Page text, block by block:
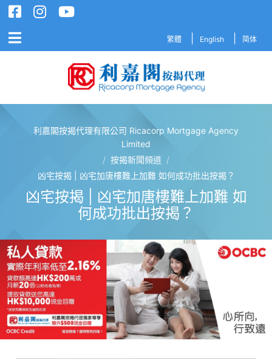
繁體 English 简体
利嘉閣按揭代理有限公司 Ricacorp Mortgage Agency
Limited
/ 按揭新聞頻道 /
凶宅按揭 | 凶宅加唐樓難上加難 如何成功批出按揭？
凶宅按揭 | 凶宅加唐樓難上加難 如
何成功批出按揭？